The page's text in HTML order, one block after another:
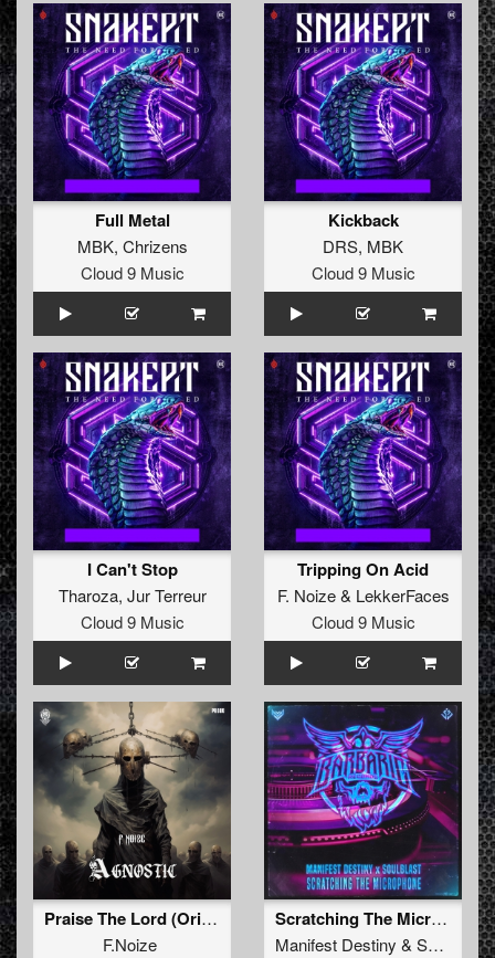
Full Metal
MBK, Chrizens
Cloud 9 Music
Kickback
DRS, MBK
Cloud 9 Music
I Can't Stop
Tharoza, Jur Terreur
Cloud 9 Music
Tripping On Acid
F. Noize& LekkerFaces
Cloud 9 Music
Praise The Lord (Original Mix )
F.Noize
Scratching The Microphone (Original Mix)
Manifest Destiny & Soulblast